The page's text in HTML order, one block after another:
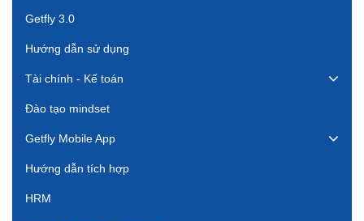
Getfly 3.0
Hướng dẫn sử dụng
Tài chính - Kế toán
Đào tạo mindset
Getfly Mobile App
Hướng dẫn tích hợp
HRM